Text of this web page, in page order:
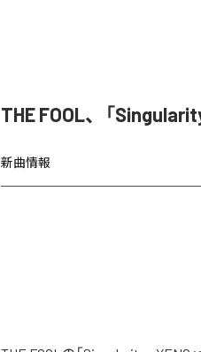
THE FOOL、「
新曲情報